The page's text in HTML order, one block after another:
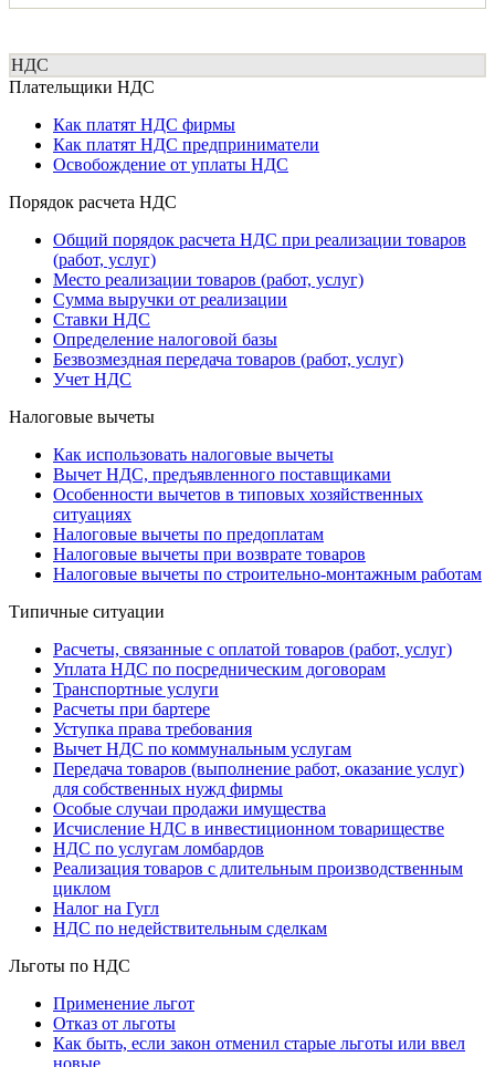
НДС
Плательщики НДС
Как платят НДС фирмы
Как платят НДС предприниматели
Освобождение от уплаты НДС
Порядок расчета НДС
Общий порядок расчета НДС при реализации товаров
(работ, услуг)
Место реализации товаров (работ, услуг)
Сумма выручки от реализации
Ставки НДС
Определение налоговой базы
Безвозмездная передача товаров (работ, услуг)
Учет НДС
Налоговые вычеты
Как использовать налоговые вычеты
Вычет НДС, предъявленного поставщиками
Особенности вычетов в типовых хозяйственных
ситуациях
Налоговые вычеты по предоплатам
Налоговые вычеты при возврате товаров
Налоговые вычеты по строительно-монтажным работам
Типичные ситуации
Расчеты, связанные с оплатой товаров (работ, услуг)
Уплата НДС по посредническим договорам
Транспортные услуги
Расчеты при бартере
Уступка права требования
Вычет НДС по коммунальным услугам
Передача товаров (выполнение работ, оказание услуг)
для собственных нужд фирмы
Особые случаи продажи имущества
Исчисление НДС в инвестиционном товариществе
НДС по услугам ломбардов
Реализация товаров с длительным производственным
циклом
Налог на Гугл
НДС по недействительным сделкам
Льготы по НДС
Применение льгот
Отказ от льготы
Как быть, если закон отменил старые льготы или ввел